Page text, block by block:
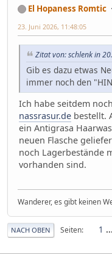
El Hopaness Romtic
23. Juni 2026, 11:48:05
Zitat von: schlenk in
Gib es dazu etwas
immer noch den
Ich habe seitdem
nassrasur.de bestellt.
ein Antigrasa
neuen Flasche
noch Lagerbestände
vorhanden sind.
Wanderer, es gibt keinen
NACH OBEN Seiten 1 ...